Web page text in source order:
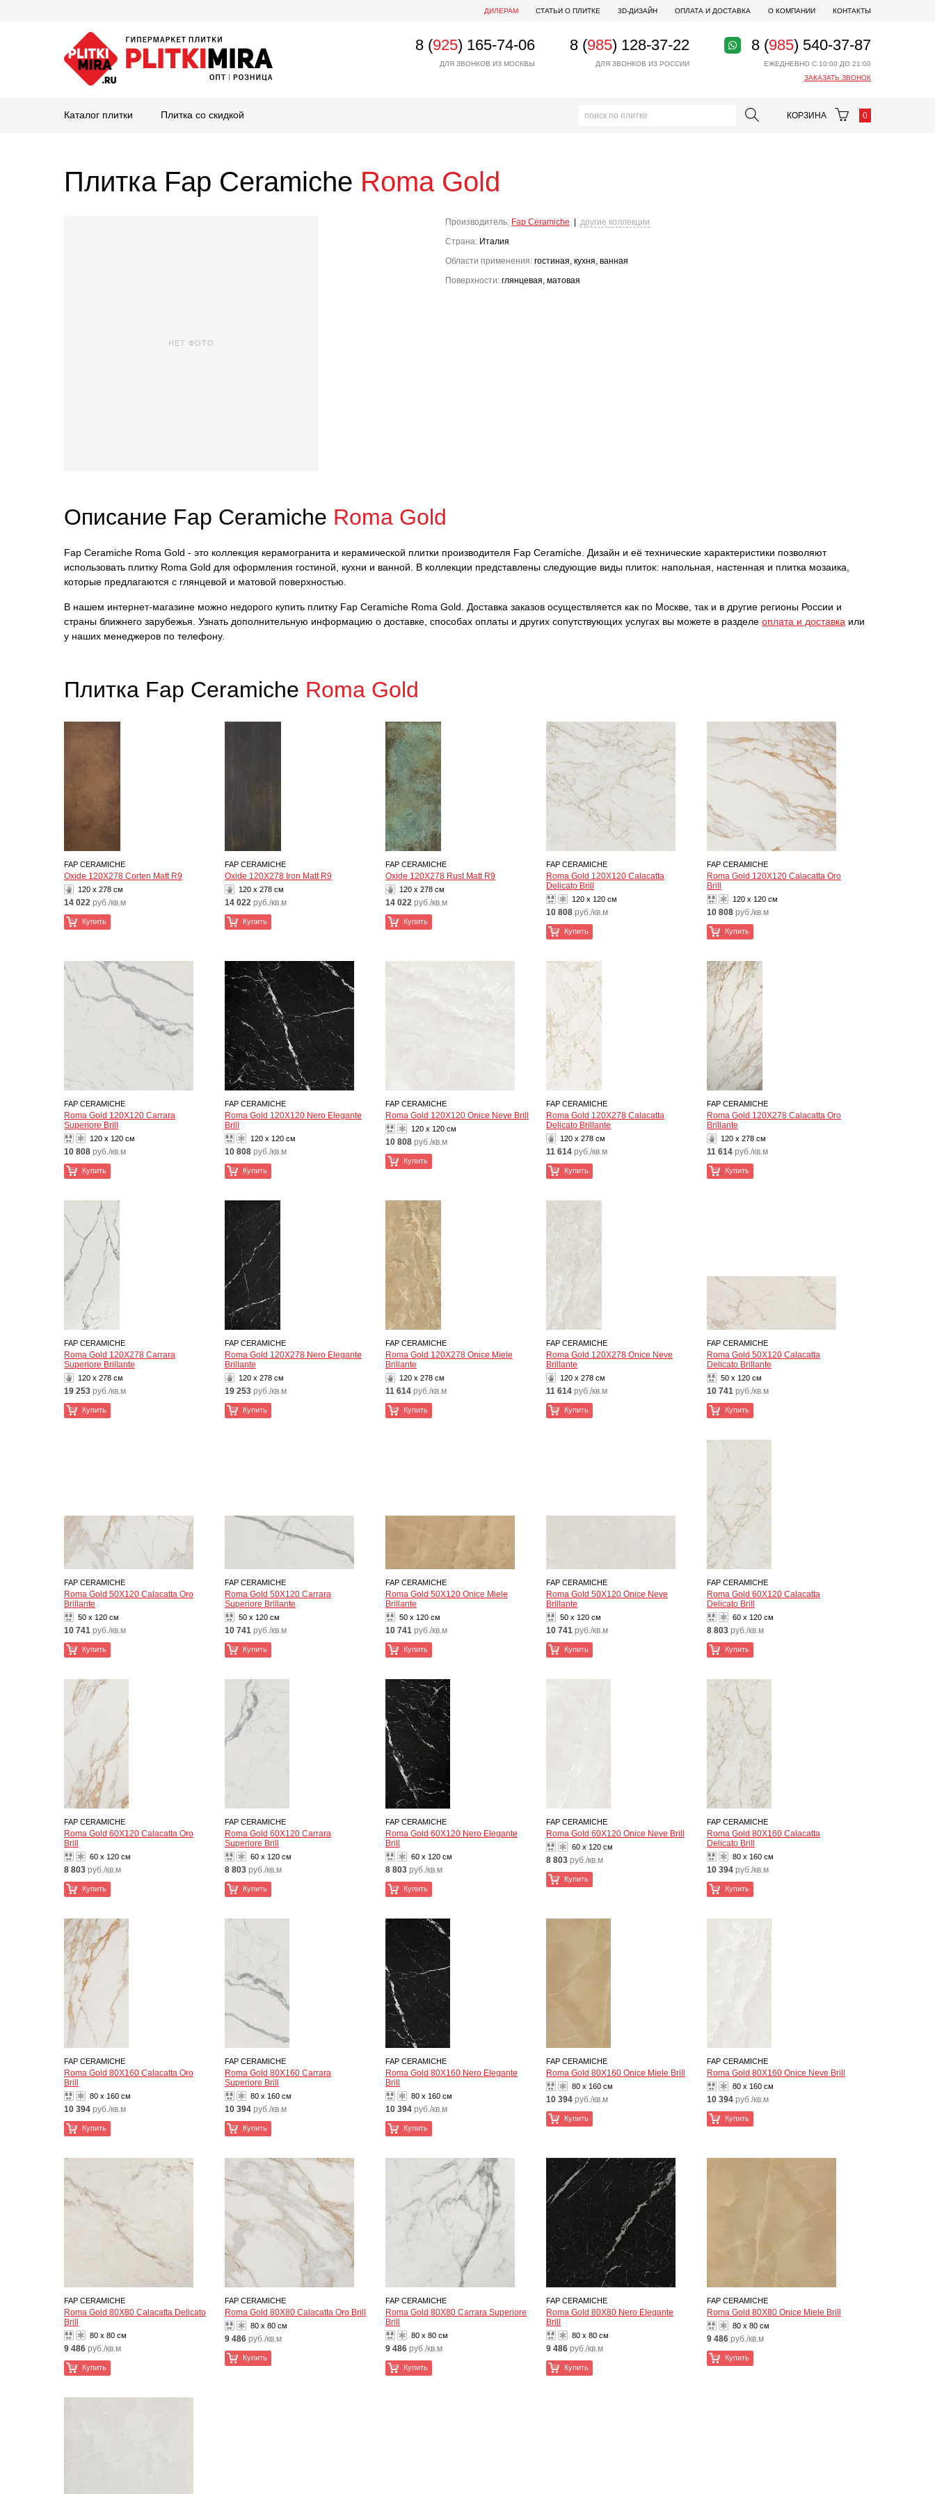
ДИЛЕРАМ СТАТЬИ О ПЛИТКЕ 3D-ДИЗАЙН ОПЛАТА И ДОСТАВКА О КОМПАНИИ КОНТАКТЫ
8 (925) 165-74-06
ДЛЯ ЗВОНКОВ ИЗ МОСКВЫ
8 (985) 128-37-22
ДЛЯ ЗВОНКОВ ИЗ РОССИИ
8 (985) 540-37-87
ЕЖЕДНЕВНО С 10:00 ДО 21:00
ЗАКАЗАТЬ ЗВОНОК
Каталог плитки Плитка со скидкой КОРЗИНА 0
Плитка Fap Ceramiche Roma Gold
НЕТ ФОТО
Производитель: Fap Ceramiche
другие коллекции
Страна: Италия
Области применения: гостиная, кухня, ванная
Поверхности: глянцевая, матовая
Описание Fap Ceramiche Roma Gold
Fap Ceramiche Roma Gold - это коллекция керамогранита и керамической плитки производителя Fap Ceramiche. Дизайн и её технические характеристики позволяют
использовать плитку Roma Gold для оформления гостиной, кухни и ванной. В коллекции представлены следующие виды плиток: напольная, настенная и плитка мозаика,
которые предлагаются с глянцевой и матовой поверхностью.
В нашем интернет-магазине можно недорого купить плитку Fap Ceramiche Roma Gold. Доставка заказов осуществляется как по Москве, так и в другие регионы России и
страны ближнего зарубежья. Узнать дополнительную информацию о доставке, способах оплаты и других сопутствующих услугах вы можете в разделе оплата и доставка или
у наших менеджеров по телефону.
Плитка Fap Ceramiche Roma Gold
FAP CERAMICHE
Oxide 120X278 Corten Matt R9
120 x 278 см
14 022 руб./кв.м
Купить
FAP CERAMICHE
Oxide 120X278 Iron Matt R9
120 x 278 см
14 022 руб./кв.м
Купить
FAP CERAMICHE
Oxide 120X278 Rust Matt R9
120 x 278 см
14 022 руб./кв.м
Купить
FAP CERAMICHE
Roma Gold 120X120 Calacatta
Delicato Brill
120 x 120 см
10 808 руб./кв.м
Купить
FAP CERAMICHE
Roma Gold 120X120 Calacatta Oro
Brill
120 x 120 см
10 808 руб./кв.м
Купить
FAP CERAMICHE
Roma Gold 120X120 Carrara
Superiore Brill
120 x 120 см
10 808 руб./кв.м
Купить
FAP CERAMICHE
Roma Gold 120X120 Nero Elegante
Brill
120 x 120 см
10 808 руб./кв.м
Купить
FAP CERAMICHE
Roma Gold 120X120 Onice Neve Brill
120 x 120 см
10 808 руб./кв.м
Купить
FAP CERAMICHE
Roma Gold 120X278 Calacatta
Delicato Brillante
120 x 278 см
11 614 руб./кв.м
Купить
FAP CERAMICHE
Roma Gold 120X278 Calacatta Oro
Brillante
120 x 278 см
11 614 руб./кв.м
Купить
FAP CERAMICHE
Roma Gold 120X278 Carrara
Superiore Brillante
120 x 278 см
19 253 руб./кв.м
Купить
FAP CERAMICHE
Roma Gold 120X278 Nero Elegante
Brillante
120 x 278 см
19 253 руб./кв.м
Купить
FAP CERAMICHE
Roma Gold 120X278 Onice Miele
Brillante
120 x 278 см
11 614 руб./кв.м
Купить
FAP CERAMICHE
Roma Gold 120X278 Onice Neve
Brillante
120 x 278 см
11 614 руб./кв.м
Купить
FAP CERAMICHE
Roma Gold 50X120 Calacatta
Delicato Brillante
50 x 120 см
10 741 руб./кв.м
Купить
FAP CERAMICHE
Roma Gold 50X120 Calacatta Oro
Brillante
50 x 120 см
10 741 руб./кв.м
Купить
FAP CERAMICHE
Roma Gold 50X120 Carrara
Superiore Brillante
50 x 120 см
10 741 руб./кв.м
Купить
FAP CERAMICHE
Roma Gold 50X120 Onice Miele
Brillante
50 x 120 см
10 741 руб./кв.м
Купить
FAP CERAMICHE
Roma Gold 50X120 Onice Neve
Brillante
50 x 120 см
10 741 руб./кв.м
Купить
FAP CERAMICHE
Roma Gold 60X120 Calacatta
Delicato Brill
60 x 120 см
8 803 руб./кв.м
Купить
FAP CERAMICHE
Roma Gold 60X120 Calacatta Oro
Brill
60 x 120 см
8 803 руб./кв.м
Купить
FAP CERAMICHE
Roma Gold 60X120 Carrara
Superiore Brill
60 x 120 см
8 803 руб./кв.м
Купить
FAP CERAMICHE
Roma Gold 60X120 Nero Elegante
Brill
60 x 120 см
8 803 руб./кв.м
Купить
FAP CERAMICHE
Roma Gold 60X120 Onice Neve Brill
60 x 120 см
8 803 руб./кв.м
Купить
FAP CERAMICHE
Roma Gold 80X160 Calacatta
Delicato Brill
80 x 160 см
10 394 руб./кв.м
Купить
FAP CERAMICHE
Roma Gold 80X160 Calacatta Oro
Brill
80 x 160 см
10 394 руб./кв.м
Купить
FAP CERAMICHE
Roma Gold 80X160 Carrara
Superiore Brill
80 x 160 см
10 394 руб./кв.м
Купить
FAP CERAMICHE
Roma Gold 80X160 Nero Elegante
Brill
80 x 160 см
10 394 руб./кв.м
Купить
FAP CERAMICHE
Roma Gold 80X160 Onice Miele Brill
80 x 160 см
10 394 руб./кв.м
Купить
FAP CERAMICHE
Roma Gold 80X160 Onice Neve Brill
80 x 160 см
10 394 руб./кв.м
Купить
FAP CERAMICHE
Roma Gold 80X80 Calacatta Delicato
Brill
80 x 80 см
9 486 руб./кв.м
Купить
FAP CERAMICHE
Roma Gold 80X80 Calacatta Oro Brill
80 x 80 см
9 486 руб./кв.м
Купить
FAP CERAMICHE
Roma Gold 80X80 Carrara Superiore
Brill
80 x 80 см
9 486 руб./кв.м
Купить
FAP CERAMICHE
Roma Gold 80X80 Nero Elegante
Brill
80 x 80 см
9 486 руб./кв.м
Купить
FAP CERAMICHE
Roma Gold 80X80 Onice Miele Brill
80 x 80 см
9 486 руб./кв.м
Купить